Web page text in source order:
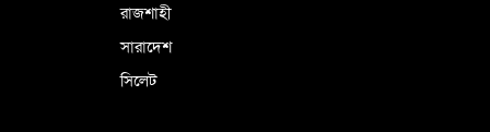
রাজশাহী
সারাদেশ
সিলেট